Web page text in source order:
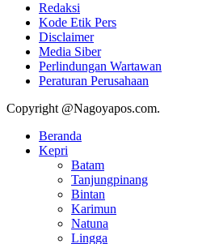
Redaksi
Kode Etik Pers
Disclaimer
Media Siber
Perlindungan Wartawan
Peraturan Perusahaan
Copyright @Nagoyapos.com.
Beranda
Kepri
Batam
Tanjungpinang
Bintan
Karimun
Natuna
Lingga